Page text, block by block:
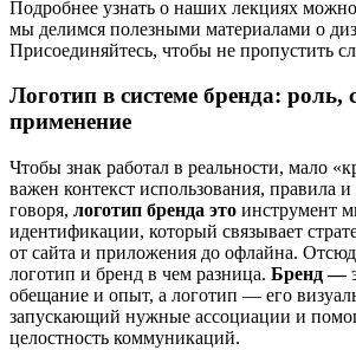
Подробнее узнать о наших лекциях можно
мы делимся полезными материалами о
Присоединяйтесь, чтобы не пропустить
Логотип в системе бренда: роль,
применение
Чтобы знак работал в реальности, мало
важен контекст использования, правила
говоря, логотип бренда это инструмент
идентификации, который связывает
от сайта и приложения до офлайна.
логотип и бренд в чем разница. Бренд —
обещание и опыт, а логотип — его
запускающий нужные ассоциации и
целостность коммуникаций.